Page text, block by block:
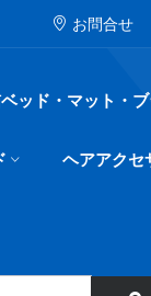
お問合せ
ッド・マット・
ヘアアクセ